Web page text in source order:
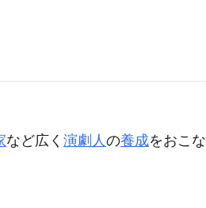
など広く 演劇人の養成をおこな